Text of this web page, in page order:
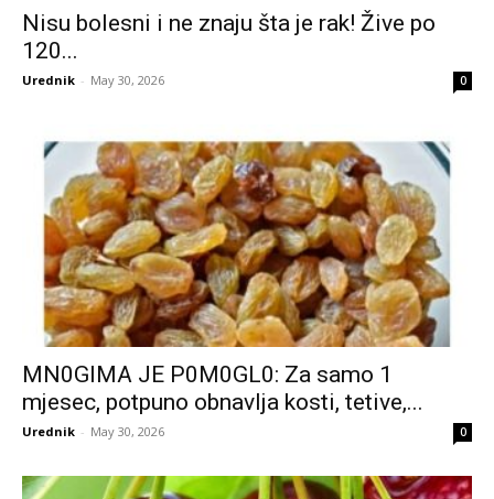
Nisu bolesni i ne znaju šta je rak! Žive po
120...
Urednik - May 30, 2026 0
MN0GIMA JE P0M0GL0: Za samo 1
mjesec, potpuno obnavlja kosti, tetive,...
Urednik - May 30, 2026 0